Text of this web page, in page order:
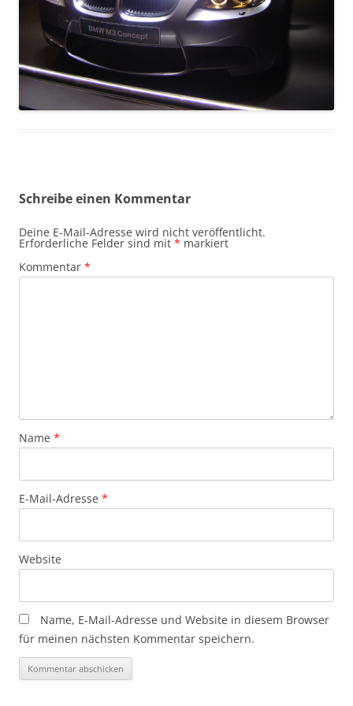
Schreibe einen Kommentar
Deine E-Mail-Adresse wird nicht veröffentlicht.
Erforderliche Felder sind mit * markiert
Kommentar *
Name *
E-Mail-Adresse *
Website
Name, E-Mail-Adresse und Website in diesem Browser
für meinen nächsten Kommentar speichern.